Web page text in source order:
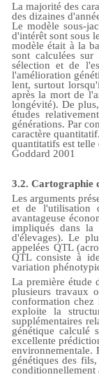
La majorité des
des dizaines
Le modèle sous-
d'intérêt sont sous
modèle était à la
sont calculées sur
sélection et de
l'amélioration
lent, surtout
après la mort de
longévité). De
études
générations. Par
caractère
quantitatifs est
Goddard 2001
3.2. Cartographie
Les arguments
et de l'utilisation
avantageuse
impliqués dans la
d'élevages). Le
appelées QTL
QTL consiste à
variation
La première étude
plusieurs travaux
conformation
exploite la
supplémentaires
génétique calculé
excellente
environnementale.
génétiques des
conditionnellement